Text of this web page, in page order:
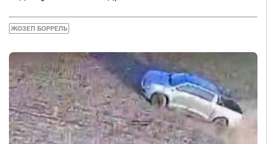
ЖОЗЕП БОРРЕЛЬ